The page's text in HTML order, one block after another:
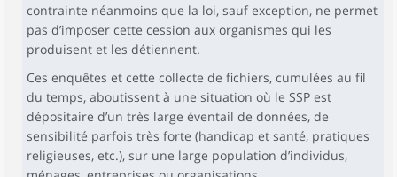
contrainte néanmoins que la loi, sauf exception, ne permet
pas d’imposer cette cession aux organismes qui les
produisent et les détiennent.
Ces enquêtes et cette collecte de fichiers, cumulées au fil
du temps, aboutissent à une situation où le SSP est
dépositaire d’un très large éventail de données, de
sensibilité parfois très forte (handicap et santé, pratiques
religieuses, etc.), sur une large population d’individus,